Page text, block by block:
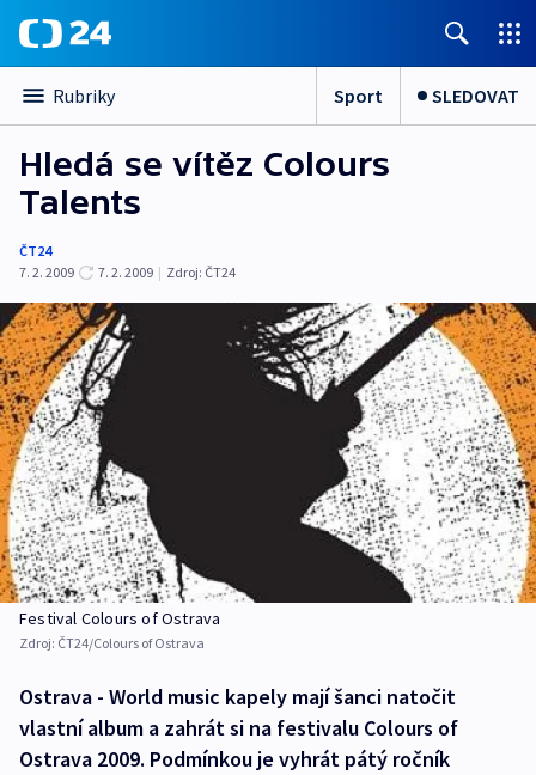
Rubriky Sport SLEDOVAT
Hledá se vítěz Colours
Talents
ČT24
7. 2. 2009
7. 2. 2009 | Zdroj: ČT24
Festival Colours of Ostrava
Zdroj: ČT24/Colours of Ostrava
Ostrava - World music kapely mají šanci natočit
vlastní album a zahrát si na festivalu Colours of
Ostrava 2009. Podmínkou je vyhrát pátý ročník